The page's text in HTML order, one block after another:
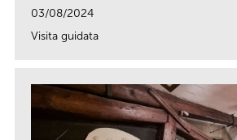
03/08/2024
Visita guidata